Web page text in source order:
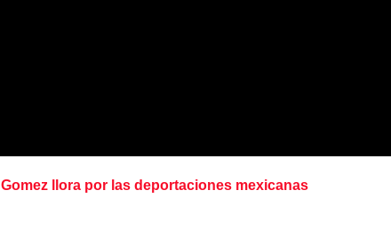
llora por las deportaciones mexicanas